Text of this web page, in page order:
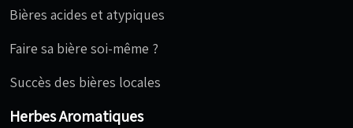
Bières acides et atypiques
Faire sa bière soi-même ?
Succès des bières locales
Herbes Aromatiques